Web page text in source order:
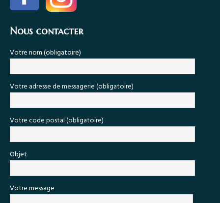
Nous contacter
Votre nom (obligatoire)
Votre adresse de messagerie (obligatoire)
Votre code postal (obligatoire)
Objet
Votre message